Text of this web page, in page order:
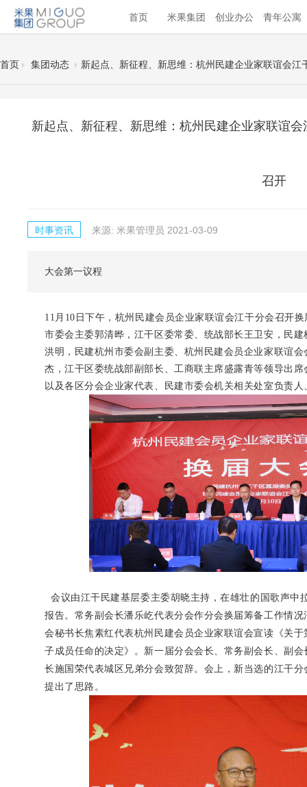
首页 米果集团 创业办公 青年公寓
首页 集团动态 新起点、新征程、新思维：杭州民建企业家联谊会江
新起点、新征程、新思维：杭州民建企业家联谊
召开
时事资讯 来源: 米果管理员 2021-03-09
大会第一议程
11 月 10 日下午，杭州民建会员企业家联谊会江干分会召开
市委会主委郭清晔，江干区委常委、统战部长王卫安，民
洪明，民建杭州市委会副主委、杭州民建会员企业家联谊
杰，江干区委统战部副部长、工商联主席盛露青等领导出
以及各区分会企业家代表、民建市委会机关相关处室负责
会议由江干民建基层委主委胡晓主持，在雄壮的国歌声中
报告。常务副会长潘乐屹代表分会作分会换届筹备工作情
会秘书长焦素红代表杭州民建会员企业家联谊会宣读《关
子成员任命的决定》。新一届分会会长、常务副会长、副
长施国荣代表城区兄弟分会致贺辞。会上，新当选的江干
提出了思路。